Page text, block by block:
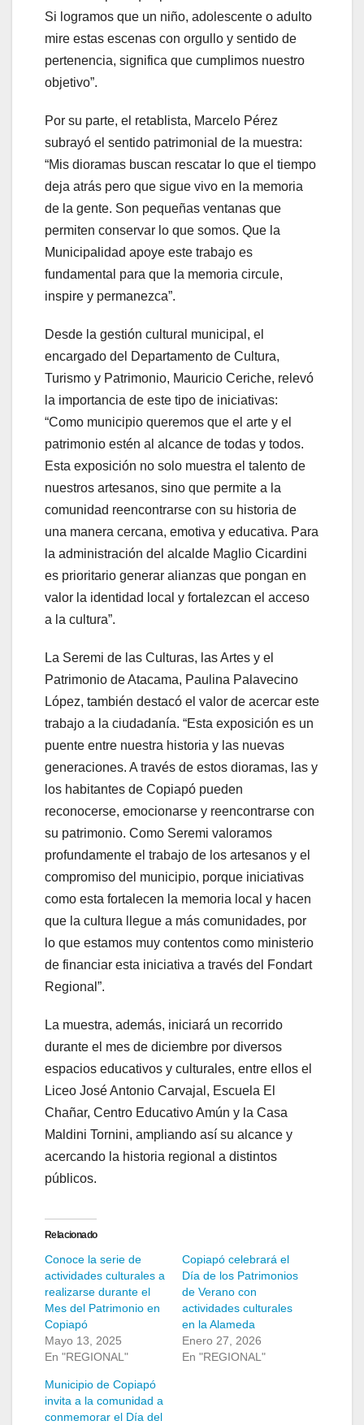
Si logramos que un niño, adolescente o adulto
mire estas escenas con orgullo y sentido de
pertenencia, significa que cumplimos nuestro
objetivo”.
Por su parte, el retablista, Marcelo Pérez
subrayó el sentido patrimonial de la muestra:
“Mis dioramas buscan rescatar lo que el tiempo
deja atrás pero que sigue vivo en la memoria
de la gente. Son pequeñas ventanas que
permiten conservar lo que somos. Que la
Municipalidad apoye este trabajo es
fundamental para que la memoria circule,
inspire y permanezca”.
Desde la gestión cultural municipal, el
encargado del Departamento de Cultura,
Turismo y Patrimonio, Mauricio Ceriche, relevó
la importancia de este tipo de iniciativas:
“Como municipio queremos que el arte y el
patrimonio estén al alcance de todas y todos.
Esta exposición no solo muestra el talento de
nuestros artesanos, sino que permite a la
comunidad reencontrarse con su historia de
una manera cercana, emotiva y educativa. Para
la administración del alcalde Maglio Cicardini
es prioritario generar alianzas que pongan en
valor la identidad local y fortalezcan el acceso
a la cultura”.
La Seremi de las Culturas, las Artes y el
Patrimonio de Atacama, Paulina Palavecino
López, también destacó el valor de acercar este
trabajo a la ciudadanía. “Esta exposición es un
puente entre nuestra historia y las nuevas
generaciones. A través de estos dioramas, las y
los habitantes de Copiapó pueden
reconocerse, emocionarse y reencontrarse con
su patrimonio. Como Seremi valoramos
profundamente el trabajo de los artesanos y el
compromiso del municipio, porque iniciativas
como esta fortalecen la memoria local y hacen
que la cultura llegue a más comunidades, por
lo que estamos muy contentos como ministerio
de financiar esta iniciativa a través del Fondart
Regional”.
La muestra, además, iniciará un recorrido
durante el mes de diciembre por diversos
espacios educativos y culturales, entre ellos el
Liceo José Antonio Carvajal, Escuela El
Chañar, Centro Educativo Amún y la Casa
Maldini Tornini, ampliando así su alcance y
acercando la historia regional a distintos
públicos.
Relacionado
Conoce la serie de
actividades culturales a
realizarse durante el
Mes del Patrimonio en
Copiapó
Mayo 13, 2025
En "REGIONAL"
Copiapó celebrará el
Día de los Patrimonios
de Verano con
actividades culturales
en la Alameda
Enero 27, 2026
En "REGIONAL"
Municipio de Copiapó
invita a la comunidad a
conmemorar el Día del